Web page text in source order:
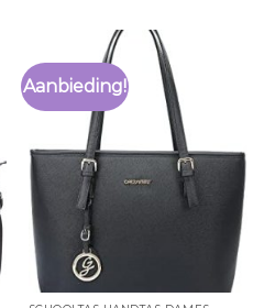
Aanbieding!